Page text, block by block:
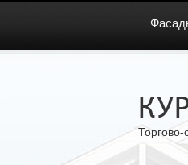
Торгово-